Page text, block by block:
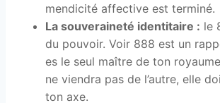
mendicité affective est terminé.
La souveraineté identitaire : le
du pouvoir. Voir 888 est un
es le seul maître de ton
ne viendra pas de l’autre, elle
ton axe.